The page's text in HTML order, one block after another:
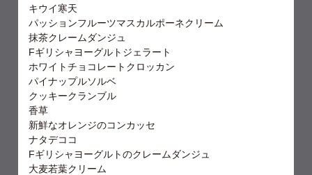
キウイ寒天
パッションフルーツマスカルポーネクリーム
抹茶クレームダンジュ
Fギリシャヨーグルトジェラート
ホワイトチョコレートクロッカン
パイナップルソルベ
クッキークランブル
香草
新鮮なオレンジのコンカッセ
ナタデココ
Fギリシャヨーグルトのクレームダンジュ
大麦若葉クリーム